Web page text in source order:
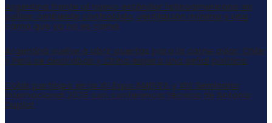
Argentina frente al nuevo estándar latinoamericano en
pollos: ambiente controlado, ventilación mínima y una
cama que ya no es cama
Argentina vuelve a abrir puertas para la carne aviar: Chile
y Perú se destraban y China espera una señal política
Cobb participó en la XII Expo AMEVEA y XIV Seminario
Internacional 2026 con conferencia técnica de Antonio
Duplat